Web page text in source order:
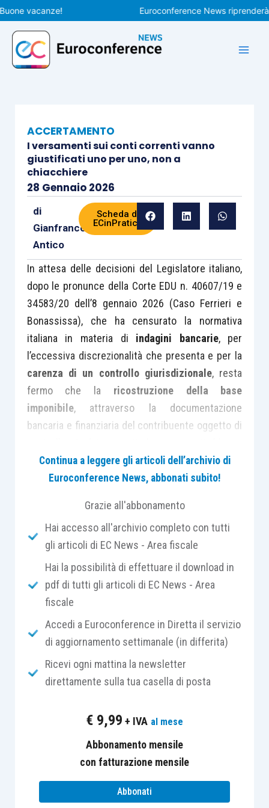
Vai
al
contenuto
vacanze! Euroconference News riprenderà le
ACCERTAMENTO
I versamenti sui conti correnti vanno
giustificati uno per uno, non a
chiacchiere
28 Gennaio 2026
di
Gianfranco
Antico
Scheda di
ECinPratica
In attesa delle decisioni del Legislatore italiano,
dopo le pronunce della Corte EDU n. 40607/19 e
34583/20 dell’8 gennaio 2026 (Caso Ferrieri e
Bonassissa), che ha censurato la normativa
italiana in materia di indagini bancarie, per
l’eccessiva discrezionalità che presenta e per la
carenza di un controllo giurisdizionale, resta
fermo che la ricostruzione della base
imponibile, attraverso la documentazione
bancaria e finanziaria del contribuente oggetto di
intrattenuto rapporti commerciali o professionali,
riesce spesso a palesarel’effettiva
regime probatorio, di tipo presuntivo,
previsto dall’art. 32, comma 1, n. 2), D.P.R. n.
600/1973, e dall’ art. 51, comma 2, n. 2, D.P.R. n.
633/1972
Nell’ambito delle indagini finanziarie, il
difesa
del contribuente sottoposto a controllo, al
di là delle strategie difensive di diritto, passa
dell’espressione«se il contribuente non dimostra
che ne ha tenuto conto per la determinazione del
alla prova contrariada parte del contribuente.
Come osservato nel corpo della circolare n.
principio dell’id quod plerumque accidit, cioè sul
Continua a leggere gli articoli dell’archivio di
Euroconference News, abbonati subito!
Grazie all'abbonamento
Hai accesso all'archivio completo con tutti
gli articoli di EC News - Area fiscale
Hai la possibilità di effettuare il download in
pdf di tutti gli articoli di EC News - Area
fiscale
Accedi a Euroconference in Diretta il servizio
di aggiornamento settimanale (in differita)
Ricevi ogni mattina la newsletter
direttamente sulla tua casella di posta
€ 9,99 + IVA al mese
Abbonamento mensile
con fatturazione mensile
Abbonati